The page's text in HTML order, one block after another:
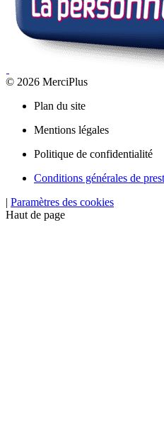
© 2026 MerciPlus
Plan du site
Mentions légales
Politique de confidentialité
Conditions générales de
| Paramètres des cookies
Haut de page